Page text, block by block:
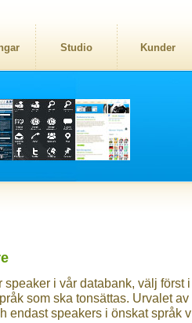
Studio Kunder
speaker i vår databank, välj först
som ska tonsättas. Urvalet av
endast speakers i önskat språk